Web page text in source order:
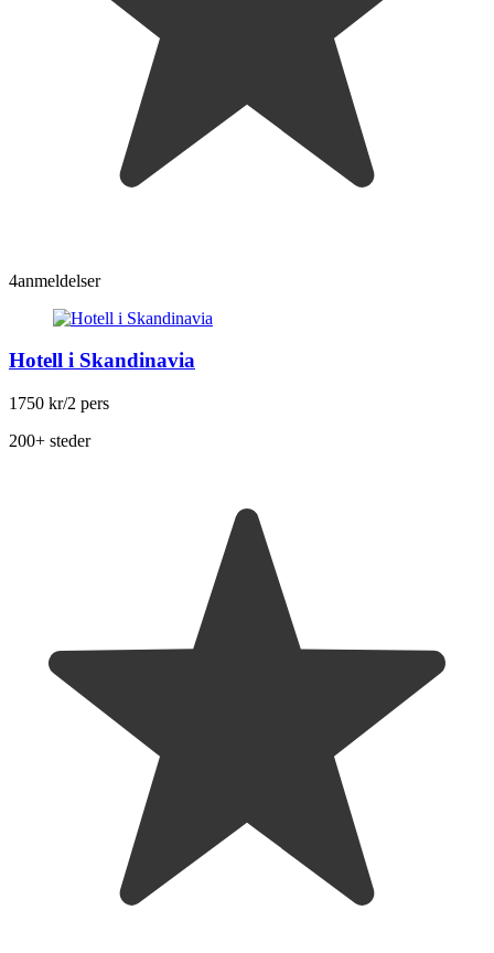
4anmeldelser
Hotell i Skandinavia
1750 kr/2 pers
200+ steder